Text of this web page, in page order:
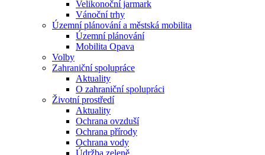
Velikonoční jarmark
Vánoční trhy
Územní plánování a městská mobilita
Územní plánování
Mobilita Opava
Volby
Zahraniční spolupráce
Aktuality
O zahraniční spolupráci
Životní prostředí
Aktuality
Ochrana ovzduší
Ochrana přírody
Ochrana vody